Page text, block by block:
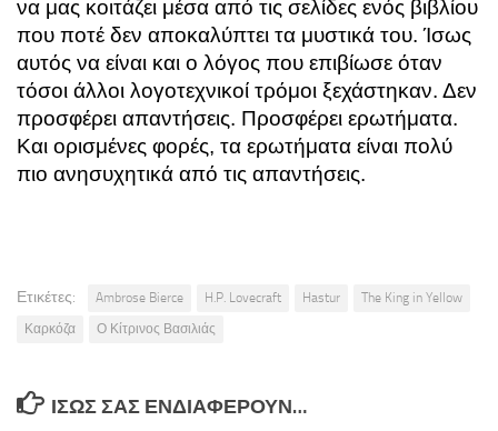
να μας κοιτάζει μέσα από τις σελίδες ενός βιβλίου
που ποτέ δεν αποκαλύπτει τα μυστικά του. Ίσως
αυτός να είναι και ο λόγος που επιβίωσε όταν
τόσοι άλλοι λογοτεχνικοί τρόμοι ξεχάστηκαν. Δεν
προσφέρει απαντήσεις. Προσφέρει ερωτήματα.
Και ορισμένες φορές, τα ερωτήματα είναι πολύ
πιο ανησυχητικά από τις απαντήσεις.
Ετικέτες: Ambrose Bierce H.P. Lovecraft Hastur
The King in Yellow
Καρκόζα
Ο Κίτρινος Βασιλιάς
ΊΣΩΣ ΣΑΣ ΕΝΔΙΑΦΈΡΟΥΝ…